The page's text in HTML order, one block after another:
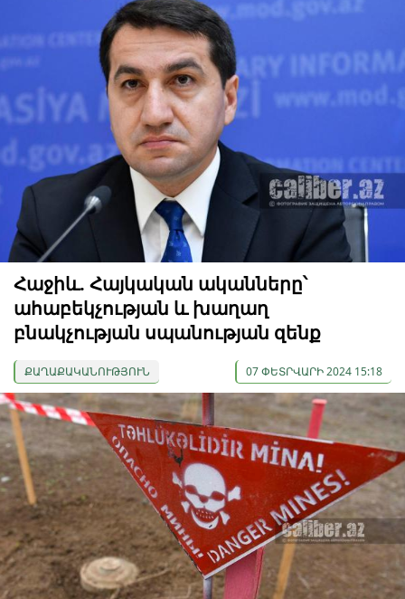
Հաջիև. Հայկական ականները՝
ահաբեկչության և խաղաղ
բնակչության սպանության զենք
ՔԱՂԱՔԱԿԱՆՈՒԹՅՈՒՆ 07 ՓԵՏՐՎԱՐԻ 2024 15:18